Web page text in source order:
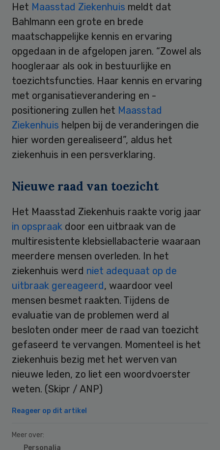
Het Maasstad Ziekenhuis meldt dat
Bahlmann een grote en brede
maatschappelijke kennis en ervaring
opgedaan in de afgelopen jaren. “Zowel als
hoogleraar als ook in bestuurlijke en
toezichtsfuncties. Haar kennis en ervaring
met organisatieverandering en -
positionering zullen het Maasstad
Ziekenhuis helpen bij de veranderingen die
hier worden gerealiseerd”, aldus het
ziekenhuis in een persverklaring.
Nieuwe raad van toezicht
Het Maasstad Ziekenhuis raakte vorig jaar
in opspraak door een uitbraak van de
multiresistente klebsiellabacterie waaraan
meerdere mensen overleden. In het
ziekenhuis werd niet adequaat op de
uitbraak gereageerd, waardoor veel
mensen besmet raakten. Tijdens de
evaluatie van de problemen werd al
besloten onder meer de raad van toezicht
gefaseerd te vervangen. Momenteel is het
ziekenhuis bezig met het werven van
nieuwe leden, zo liet een woordvoerster
weten. (Skipr / ANP)
Reageer op dit artikel
Meer over:
Personalia